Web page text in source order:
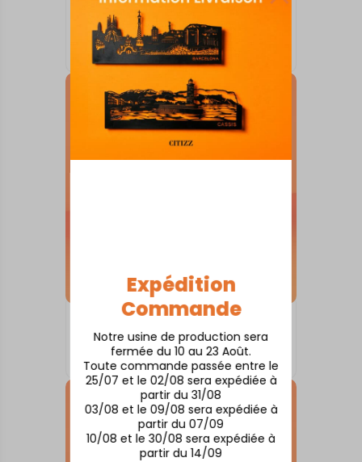
Expédition
Commande
Notre usine de production sera
fermée du 10 au 23 Août.
Toute commande passée entre le
25/07 et le 02/08 sera expédiée à
partir du 31/08
03/08 et le 09/08 sera expédiée à
partir du 07/09
10/08 et le 30/08 sera expédiée à
partir du 14/09
SKYLINE SUR SOCLE
Angers
À partir de80,00€
Angoulême
À partir de80,00€